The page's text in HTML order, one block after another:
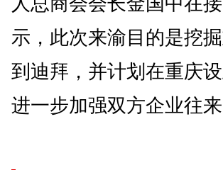
示，此次来渝目的是挖
到迪拜，并计划在重庆
进一步加强双方企业往